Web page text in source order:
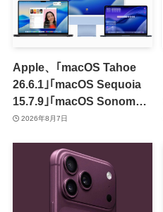
Apple、｢macOS Tahoe
26.6.1｣｢macOS Sequoia
15.7.9｣｢macOS Sonoma
14.8.9｣をリリース ｰ 画面共
2026年8月7日